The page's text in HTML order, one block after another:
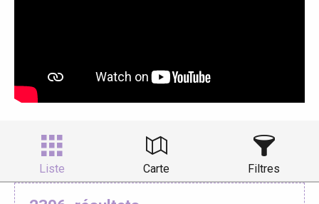
Liste Carte Filtres